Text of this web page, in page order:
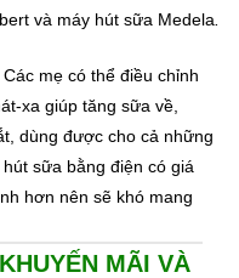
và máy hút sữa Medela
mẹ có thể điều chỉnh
xa giúp tăng sữa về,
dùng được cho cả những
sữa bằng điện có giá
hơn nên sẽ khó mang
MÃI VÀ